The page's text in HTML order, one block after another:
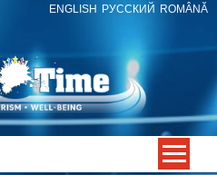
ENGLISH РУССКИЙ ROMÂNĂ